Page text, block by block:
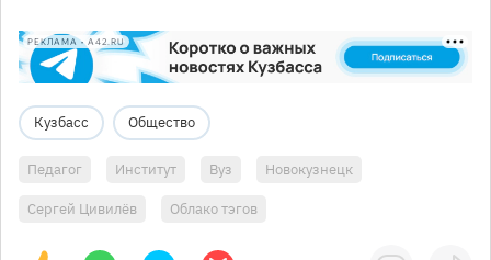
РЕКЛАМА • A42.RU
Кузбасс Общество
Педагог Институт Вуз Новокузнецк
Сергей Цивилёв Облако тэгов